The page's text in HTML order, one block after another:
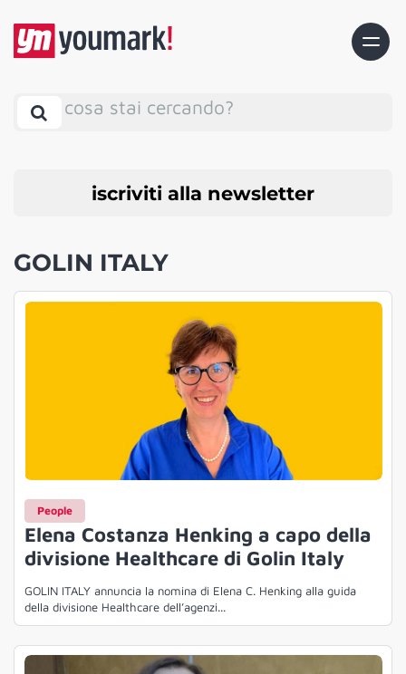
cosa stai cercando?
iscriviti alla newsletter
GOLIN ITALY
People
Elena Costanza Henking a capo della
divisione Healthcare di Golin Italy
GOLIN ITALY annuncia la nomina di Elena C. Henking alla guida
della divisione Healthcare dell’agenzi...